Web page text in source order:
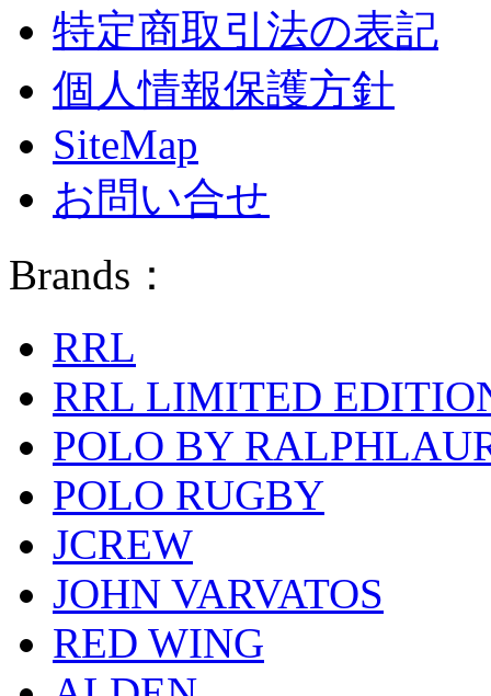
特定商取引法の表記
個人情報保護方針
SiteMap
お問い合せ
Brands：
RRL
RRL LIMITED
POLO BY
POLO RUGBY
JCREW
JOHN VARVATOS
RED WING